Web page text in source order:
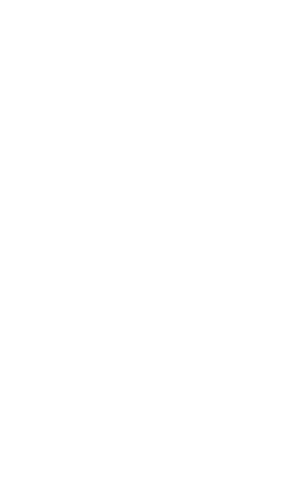
geeignet für die
Tierärztin.
und würdig für die
Tierärztin und
Tätigkeit nötigen
Das sind allgemeine
dem Niveau B2
Europäischen
Sprachen.
auf Erteilung der
oder Tierärztin bei